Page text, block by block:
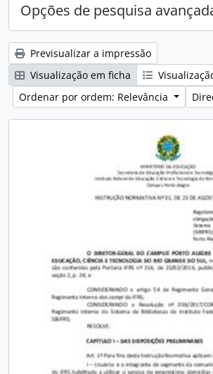
Opções de pesquisa
Previsualizar a impressão
Visualização em ficha
Ordenar por ordem: Relevância